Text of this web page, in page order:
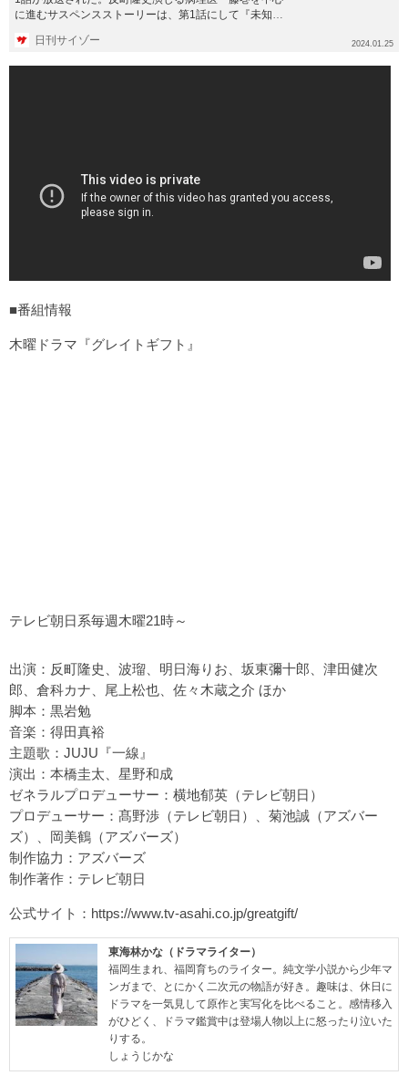
に進むサスペンスストーリーは、第1話にして『未知の
日刊サイゾー 2024.01.25
■番組情報
木曜ドラマ『グレイトギフト』
テレビ朝日系毎週木曜21時～
出演：反町隆史、波瑠、明日海りお、坂東彌十郎、津田健次
郎、倉科カナ、尾上松也、佐々木蔵之介 ほか
脚本：黒岩勉
音楽：得田真裕
主題歌：JUJU『一線』
演出：本橋圭太、星野和成
ゼネラルプロデューサー：横地郁英（テレビ朝日）
プロデューサー：髙野渉（テレビ朝日）、菊池誠（アズバー
ズ）、岡美鶴（アズバーズ）
制作協力：アズバーズ
制作著作：テレビ朝日
公式サイト： https://www.tv-asahi.co.jp/greatgift/
東海林かな（ドラマライター）
福岡生まれ、福岡育ちのライター。純文学小説から少年マ
ンガまで、とにかく二次元の物語が好き。趣味は、休日に
ドラマを一気見して原作と実写化を比べること。感情移入
がひどく、ドラマ鑑賞中は登場人物以上に怒ったり泣いた
りする。
しょうじかな